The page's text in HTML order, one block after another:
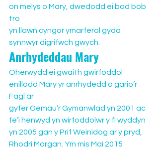
on melys o Mary, dwedodd ei bod bob
tro
yn llawn cyngor ymarferol gyda
synnwyr digrifwch gwych.
Anrhydeddau Mary
Oherwydd ei gwaith gwirfoddol
enillodd Mary yr anrhydedd o gario’r
Fagl ar
gyfer Gemau’r Gymanwlad yn 2001 ac
fe’i henwyd yn wirfoddolwr y fl wyddyn
yn 2005 gan y Prif Weinidog ar y pryd,
Rhodri Morgan. Ym mis Mai 2015